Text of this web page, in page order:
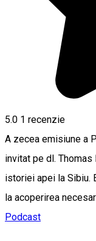
5.0 1 recenzie
A zecea emisiune a
invitat pe dl. Thomas
istoriei apei la Sibiu.
la acoperirea
Podcast